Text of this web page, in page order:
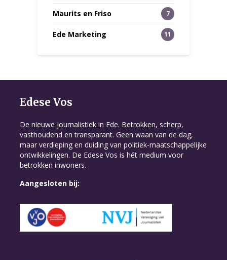
Maurits en Friso 7
Ede Marketing 11
Edese Vos
De nieuwe journalistiek in Ede. Betrokken, scherp,
vasthoudend en transparant. Geen waan van de dag,
maar verdieping en duiding van politiek-maatschappelijke
ontwikkelingen. De Edese Vos is hét medium voor
betrokken inwoners.
Aangesloten bij: